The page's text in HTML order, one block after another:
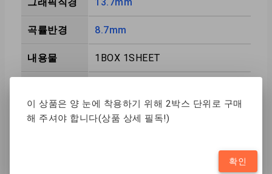
곡률반경 8.7mm
내용물 1BOX 1SHEET
제조국 TW
이 상품은 양 눈에 착용하기 위해 2박스 단위로 구매
해 주셔야 합니다(상품 상세 필독!)
확인